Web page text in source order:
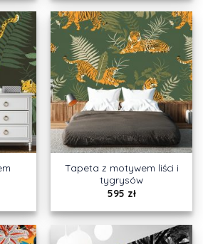
Tapeta z motywem liści i
tygrysów
595 zł